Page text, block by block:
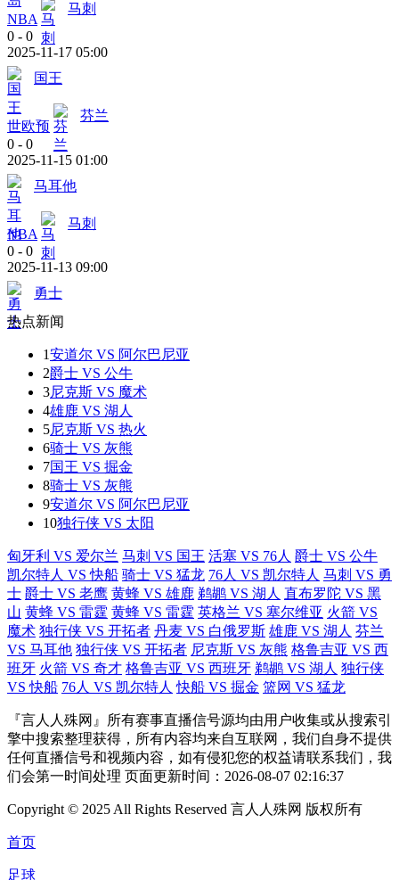
NBA
马刺
0 - 0
2025-11-17 05:00
国王
世欧预
芬兰
0 - 0
2025-11-15 01:00
马耳他
NBA
马刺
0 - 0
2025-11-13 09:00
勇士
热点新闻
1安道尔 VS 阿尔巴尼亚
2爵士 VS 公牛
3尼克斯 VS 魔术
4雄鹿 VS 湖人
5尼克斯 VS 热火
6骑士 VS 灰熊
7国王 VS 掘金
8骑士 VS 灰熊
9安道尔 VS 阿尔巴尼亚
10独行侠 VS 太阳
匈牙利 VS 爱尔兰 马刺 VS 国王 活塞 VS 76人 爵士 VS 公牛
凯尔特人 VS 快船 骑士 VS 猛龙 76人 VS 凯尔特人 马刺 VS 勇
士 爵士 VS 老鹰 黄蜂 VS 雄鹿 鹈鹕 VS 湖人 直布罗陀 VS 黑
山 黄蜂 VS 雷霆 黄蜂 VS 雷霆 英格兰 VS 塞尔维亚 火箭 VS
魔术 独行侠 VS 开拓者 丹麦 VS 白俄罗斯 雄鹿 VS 湖人 芬兰
VS 马耳他 独行侠 VS 开拓者 尼克斯 VS 灰熊 格鲁吉亚 VS 西
班牙 火箭 VS 奇才 格鲁吉亚 VS 西班牙 鹈鹕 VS 湖人 独行侠
VS 快船 76人 VS 凯尔特人 快船 VS 掘金 篮网 VS 猛龙
『言人人殊网』所有赛事直播信号源均由用户收集或从搜索引
擎中搜索整理获得，所有内容均来自互联网，我们自身不提供
任何直播信号和视频内容，如有侵犯您的权益请联系我们，我
们会第一时间处理 页面更新时间：2026-08-07 02:16:37
Copyright © 2025 All Rights Reserved 言人人殊网 版权所有
首页
足球